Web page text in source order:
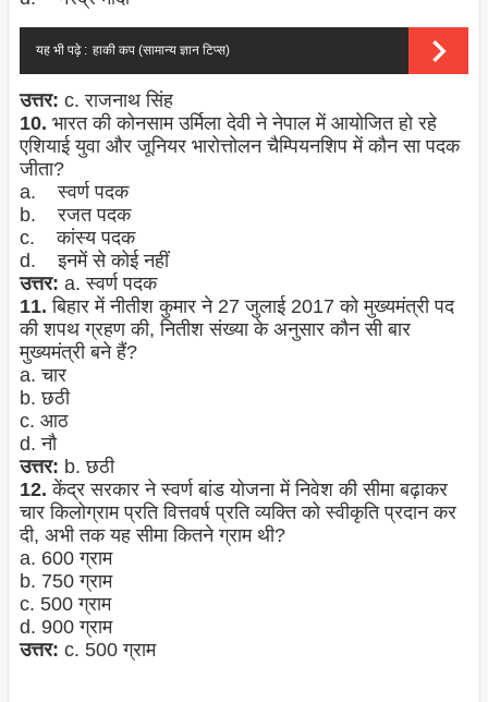
यह भी पढ़े : हाकी कप (सामान्य ज्ञान टिप्स)
उत्तर: c. राजनाथ सिंह
10. भारत की कोनसाम उर्मिला देवी ने नेपाल में आयोजित हो रहे
एशियाई युवा और जूनियर भारोत्तोलन चैम्पियनशिप में कौन सा पदक
जीता?
a. स्वर्ण पदक
b. रजत पदक
c. कांस्य पदक
d. इनमें से कोई नहीं
उत्तर: a. स्वर्ण पदक
11. बिहार में नीतीश कुमार ने 27 जुलाई 2017 को मुख्यमंत्री पद
की शपथ ग्रहण की, नितीश संख्या के अनुसार कौन सी बार
मुख्यमंत्री बने हैं?
a. चार
b. छठी
c. आठ
d. नौ
उत्तर: b. छठी
12. केंद्र सरकार ने स्वर्ण बांड योजना में निवेश की सीमा बढ़ाकर
चार किलोग्राम प्रति वित्तवर्ष प्रति व्यक्ति को स्वीकृति प्रदान कर
दी, अभी तक यह सीमा कितने ग्राम थी?
a. 600 ग्राम
b. 750 ग्राम
c. 500 ग्राम
d. 900 ग्राम
उत्तर: c. 500 ग्राम